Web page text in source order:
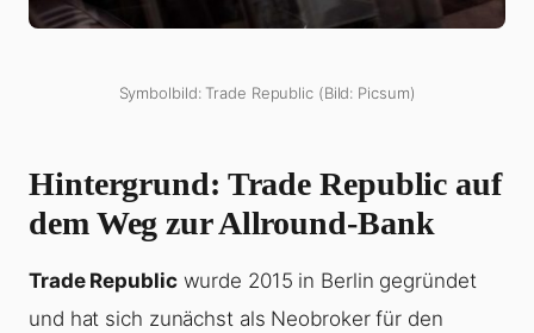
Symbolbild: Trade Republic (Bild: Picsum)
Hintergrund: Trade Republic auf
dem Weg zur Allround-Bank
Trade Republicwurde 2015 in Berlin gegründet
und hat sich zunächst als Neobroker für den